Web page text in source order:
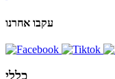
עקבו אחרנו
כללי